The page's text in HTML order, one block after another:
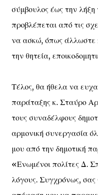
σύμβουλος έως την λήξη
προβλέπεται από τις
να ασκώ, όπως άλλωστε
την θητεία,
Τέλος, θα ήθελα να
παράταξης κ. Σταύρο
τους συναδέλφους
αρμονική συνεργασία
μου από την δημοτική
«Ενωμένοι πολίτες Δ.
λόγους. Συγχρόνως,